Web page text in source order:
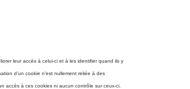
leur accès à celui-ci et à les identifier quand ils y
d’un cookie n’est nullement reliée à des
accès à ces cookies ni aucun contrôle sur ceux-ci.